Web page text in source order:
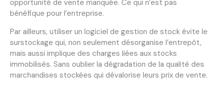
opportunité de vente manquée. Ce qui n’est pas
bénéfique pour l’entreprise.
Par ailleurs, utiliser un logiciel de gestion de stock évite le
surstockage qui, non seulement désorganise l’entrepôt,
mais aussi implique des charges liées aux stocks
immobilisés. Sans oublier la dégradation de la qualité des
marchandises stockées qui dévalorise leurs prix de vente.